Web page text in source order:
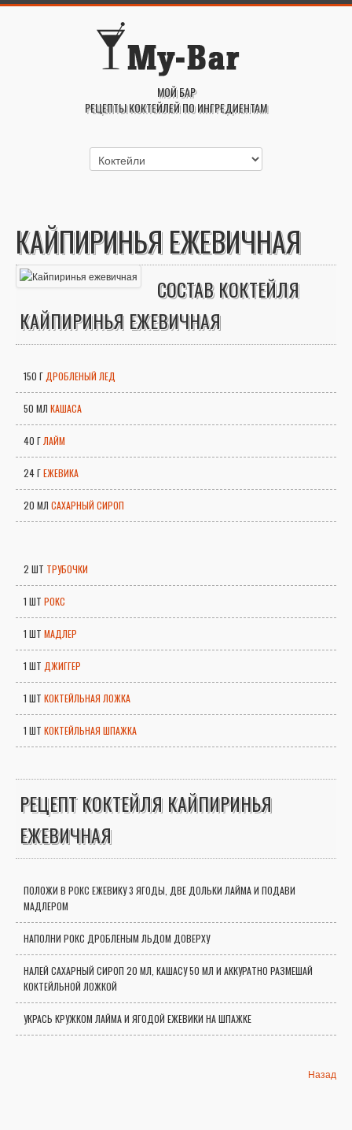
МОЙ БАР
РЕЦЕПТЫ КОКТЕЙЛЕЙ ПО ИНГРЕДИЕНТАМ
КАЙПИРИНЬЯ ЕЖЕВИЧНАЯ
СОСТАВ КОКТЕЙЛЯ
КАЙПИРИНЬЯ ЕЖЕВИЧНАЯ
150 Г ДРОБЛЕНЫЙ ЛЕД
50 МЛ КАШАСА
40 ГЛАЙМ
24 ГЕЖЕВИКА
20 МЛ САХАРНЫЙ СИРОП
2 ШТ ТРУБОЧКИ
1 ШТ РОКС
1 ШТ МАДЛЕР
1 ШТ ДЖИГГЕР
1 ШТ КОКТЕЙЛЬНАЯ ЛОЖКА
1 ШТ КОКТЕЙЛЬНАЯ ШПАЖКА
РЕЦЕПТ КОКТЕЙЛЯ КАЙПИРИНЬЯ
ЕЖЕВИЧНАЯ
ПОЛОЖИ В РОКС ЕЖЕВИКУ 3 ЯГОДЫ, ДВЕ ДОЛЬКИ ЛАЙМА И ПОДАВИ
МАДЛЕРОМ
НАПОЛНИ РОКС ДРОБЛЕНЫМ ЛЬДОМ ДОВЕРХУ
НАЛЕЙ САХАРНЫЙ СИРОП 20 МЛ, КАШАСУ 50 МЛ И АККУРАТНО РАЗМЕШАЙ
КОКТЕЙЛЬНОЙ ЛОЖКОЙ
УКРАСЬ КРУЖКОМ ЛАЙМА И ЯГОДОЙ ЕЖЕВИКИ НА ШПАЖКЕ
Назад